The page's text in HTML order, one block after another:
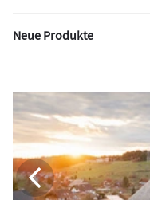
Neue Produkte